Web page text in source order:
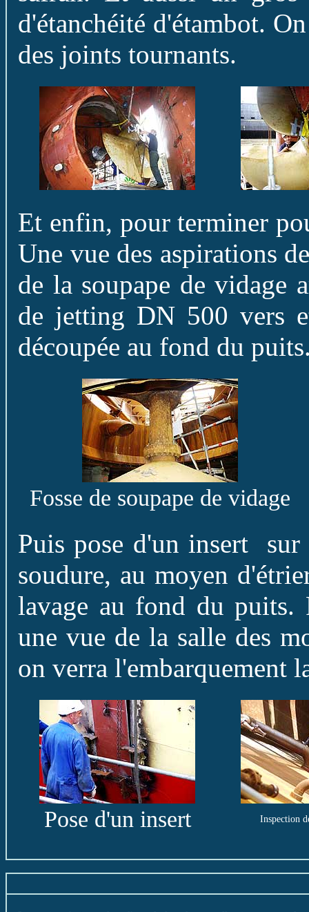
d'étanchéité d'étambot.
des joints tournants.
Et enfin, pour terminer
Une vue des aspirations
de la soupape de vidage
de jetting DN 500 vers
découpée au fond du
Fosse de soupape de vidage
Puis pose d'un insert
soudure, au moyen
lavage au fond du puits.
une vue de la salle des
on verra l'embarquement
Pose d'un insert Inspection